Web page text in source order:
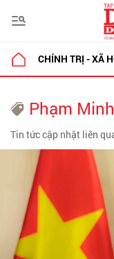
CHÍNH TRỊ - XÃ
Phạm
Tin tức cập nhật liên